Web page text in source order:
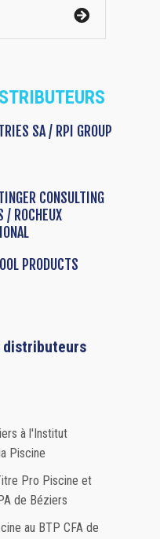
SA / RPI GROUP
CONSULTING
/ ROCHEUX
PRODUCTS
à l'Institut
Piscine
Pro Piscine et
de Béziers
au BTP CFA de